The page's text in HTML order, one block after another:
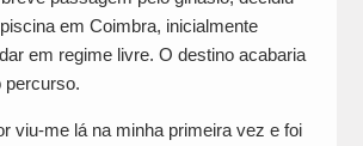
em Coimbra, inicialmente
em regime livre. O destino acabaria
percurso.
viu-me lá na minha primeira vez e foi